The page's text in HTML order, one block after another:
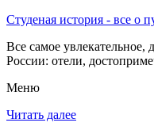
Студеная история - все о
Все самое
России: отели,
Меню
Читать далее